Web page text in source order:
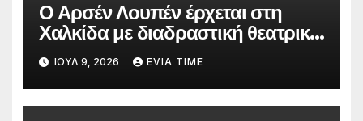
Ο Αρσέν Λουπέν έρχεται στη
Χαλκίδα με διαδραστική θεατρική
παράσταση
ΙΟΎΛ 9, 2026 EVIA TIME